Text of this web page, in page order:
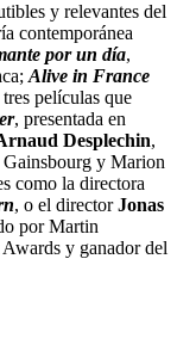
y relevantes del
contemporánea
por un día,
Alive in France
películas que
, presentada en
Desplechin,
y Marion
como la directora
, o el directorJonas
por Martin
y ganador del